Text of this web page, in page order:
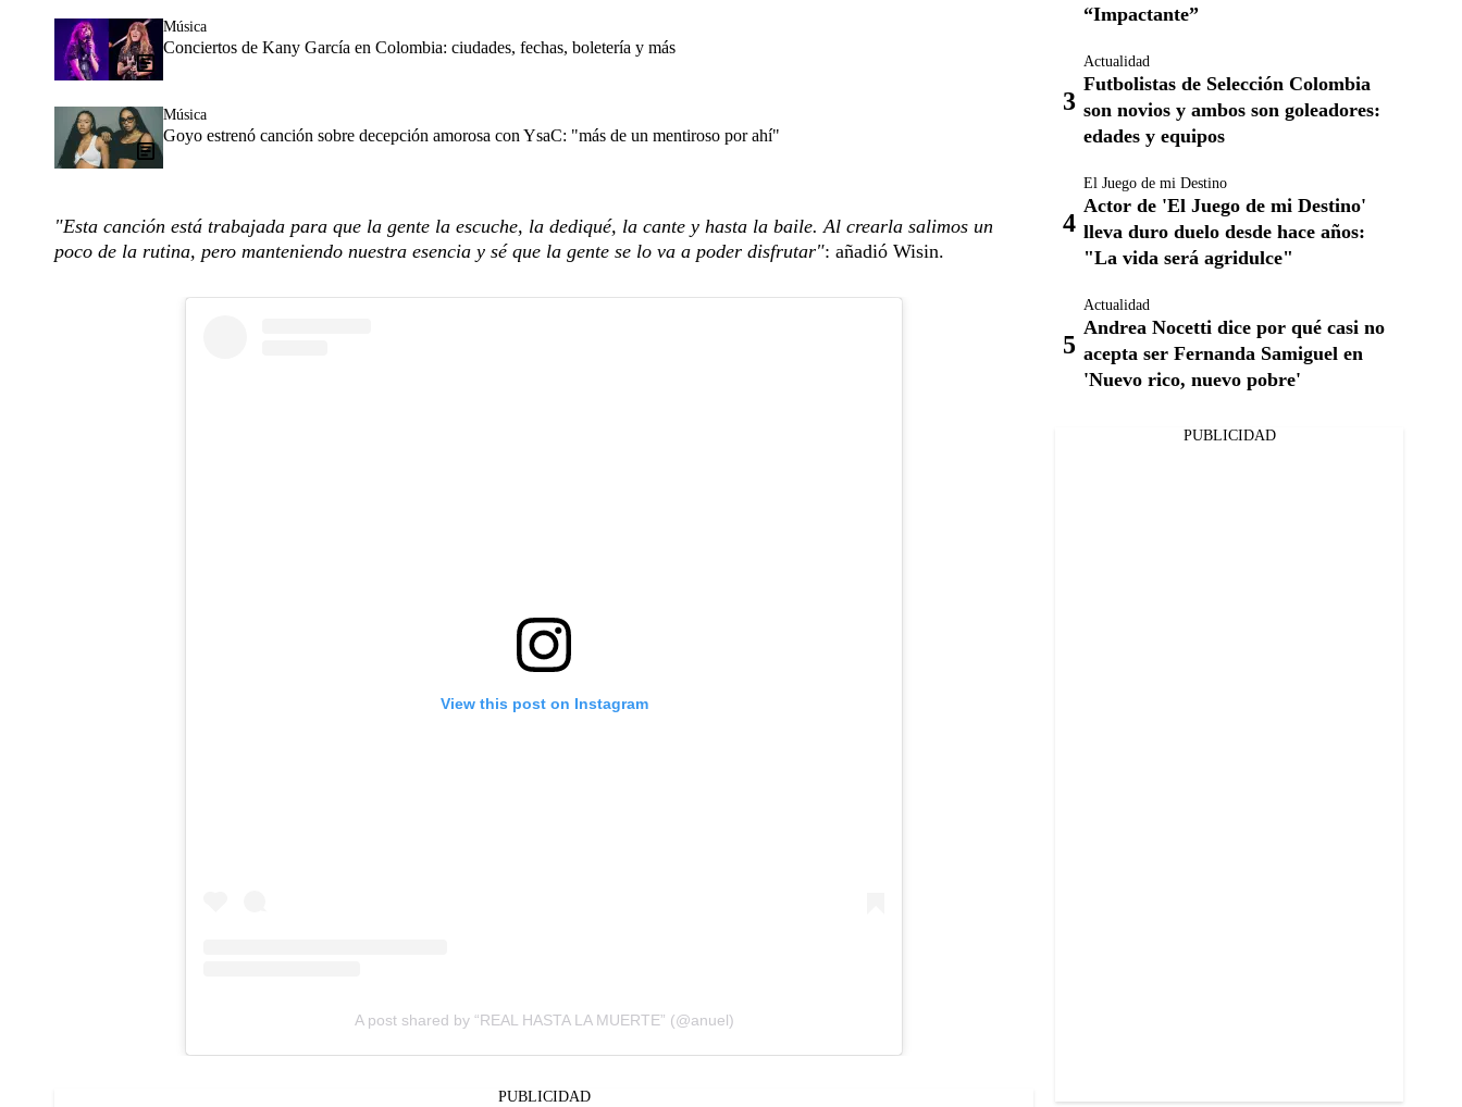
Música
Conciertos de Kany García en Colombia: ciudades, fechas, boletería y más
Música
Goyo estrenó canción sobre decepción amorosa con YsaC: "más de un mentiroso por ahí"
"Esta canción está trabajada para que la gente la escuche, la dediqué, la cante y hasta la baile. Al crearla salimos un
poco de la rutina, pero manteniendo nuestra esencia y sé que la gente se lo va a poder disfrutar": añadió Wisin.
View this post on Instagram
A post shared by “REAL HASTA LA MUERTE” (@anuel)
PUBLICIDAD
“Impactante”
Actualidad
Futbolistas de Selección Colombia
son novios y ambos son goleadores:
edades y equipos
El Juego de mi Destino
Actor de 'El Juego de mi Destino'
lleva duro duelo desde hace años:
"La vida será agridulce"
Actualidad
Andrea Nocetti dice por qué casi no
acepta ser Fernanda Samiguel en
'Nuevo rico, nuevo pobre'
PUBLICIDAD